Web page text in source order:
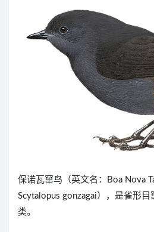
保诺瓦窜鸟（英文名：Boa Nova
Scytalopus gonzagai），是雀形
类。